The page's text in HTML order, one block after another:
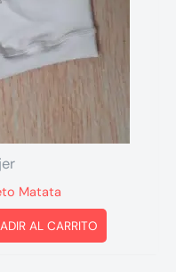
Matata
AL CARRITO